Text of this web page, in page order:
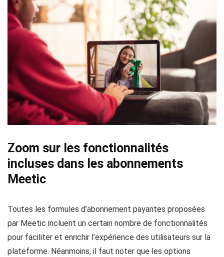
Zoom sur les fonctionnalités
incluses dans les abonnements
Meetic
Toutes les formules d’abonnement payantes proposées
par Meetic incluent un certain nombre de fonctionnalités
pour faciliter et enrichir l’expérience des utilisateurs sur la
plateforme. Néanmoins, il faut noter que les options